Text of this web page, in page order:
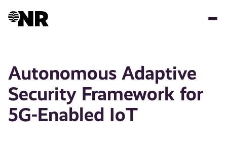
Autonomous Adaptive
Security Framework for
5G-Enabled IoT